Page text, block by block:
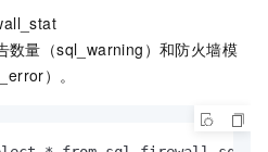
数量（sql_warning）和防火墙模
）。